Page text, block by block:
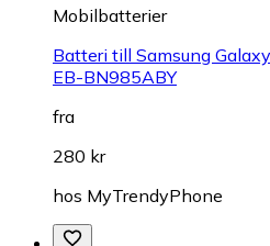
Mobilbatterier
Batteri till Samsung
EB-BN985ABY
fra
280 kr
hos MyTrendyPhone